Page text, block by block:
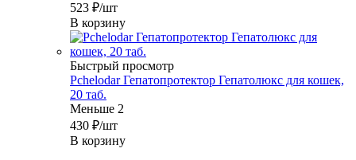
523 ₽/шт
В корзину
Быстрый просмотр
Pchelodar Гепатопротектор Гепатолюкс для кошек,
20 таб.
Меньше 2
430 ₽/шт
В корзину